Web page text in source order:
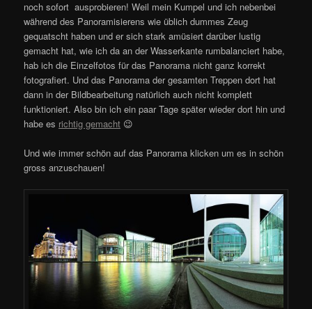
noch sofort ausprobieren! Weil mein Kumpel und ich nebenbei
während des Panoramisierens wie üblich dummes Zeug
gequatscht haben und er sich stark amüsiert darüber lustig
gemacht hat, wie ich da an der Wasserkante rumbalanciert habe,
hab ich die Einzelfotos für das Panorama nicht ganz korrekt
fotografiert. Und das Panorama der gesamten Treppen dort hat
dann in der Bildbearbeitung natürlich auch nicht komplett
funktioniert. Also bin ich ein paar Tage später wieder dort hin und
habe es richtig gemacht 😉
Und wie immer schön auf das Panorama klicken um es in schön
gross anzuschauen!